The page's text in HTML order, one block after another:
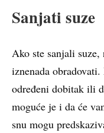
Sanjati suze
Ako ste sanjali
iznenada
određeni dobitak ili
moguće je i da će
snu mogu